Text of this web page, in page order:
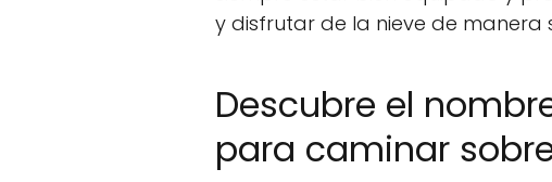
y disfrutar de la nieve de manera
Descubre el
para caminar